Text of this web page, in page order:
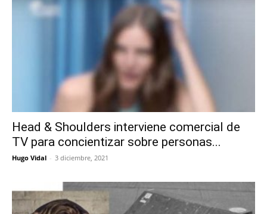
Head & Shoulders interviene comercial de
TV para concientizar sobre personas...
Hugo Vidal - 3 diciembre, 2021